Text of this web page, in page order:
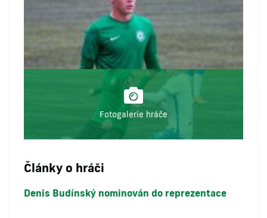
Fotogalerie hráče
Články o hráči
Denis Budínský nominován do reprezentace